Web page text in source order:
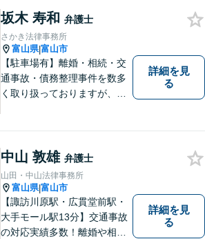
ご相談ください。平日夜間相
談OK！【複数弁護士在籍】
坂木 寿和 弁護士
さかき法律事務所
富山県|富山市
【駐車場有】離婚・相続・交
通事故・債務整理事件を数多
く取り扱っておりますが、そ
というお声をいただけるよう
に、誠実・丁寧を心がけ事件
に取り組んでいきたいと考え
ています。
詳細を見
る
中山 敦雄 弁護士
山田・中山法律事務所
富山県|富山市
【諏訪川原駅・広貫堂前駅・
大手モール駅13分】交通事故
の対応実績多数！離婚や相続
詳細を見
る